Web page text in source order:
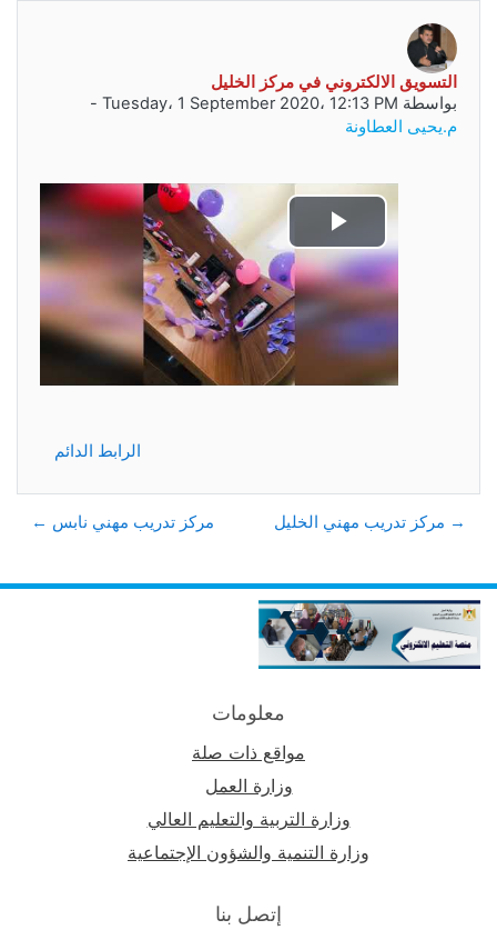
التسويق الالكتروني في مركز الخليل
بواسطة Tuesday، 1 September 2020، 12:13 PM -
م.يحيى العطاونة
عدد الردود: 0
تشغيل
الفيديو
الرابط الدائم
→ مركز تدريب مهني الخليل مركز تدريب مهني نابس ←
معلومات
مواقع ذات صلة
وزارة العمل
وزارة التربية والتعليم العالي
وزارة التنمية والشؤون الإجتماعية
إتصل بنا